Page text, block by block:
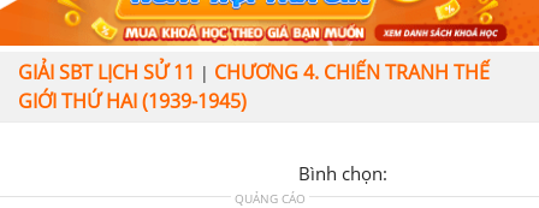
GIẢI SBT LỊCH SỬ 11 | CHƯƠNG 4. CHIẾN TRANH THẾ
GIỚI THỨ HAI (1939-1945)
Bình chọn:
QUẢNG CÁO